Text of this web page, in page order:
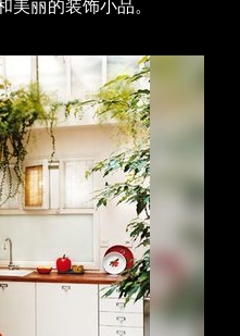
美丽的装饰小品。